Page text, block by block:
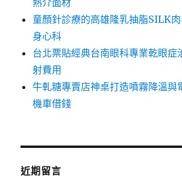
熱介面材
童顏針診療的高雄隆乳抽脂SILK
身心科
台北票貼經典台南眼科專業乾眼症
射費用
牛軋糖專賣店神桌打造噴霧降溫與
機車借錢
近期留言